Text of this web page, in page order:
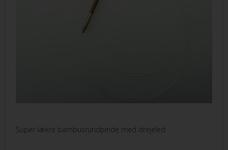
Super lækre bambusrundpinde med drejeled